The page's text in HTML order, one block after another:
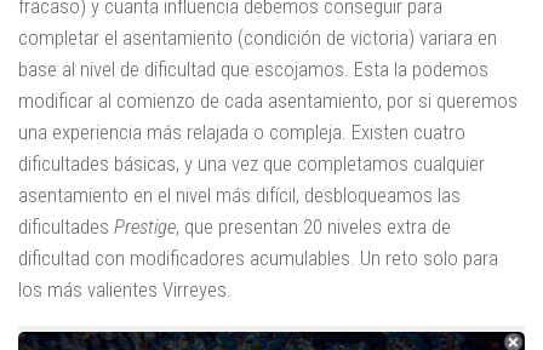
fracaso) y cuanta influencia debemos conseguir para
completar el asentamiento (condición de victoria) variara en
base al nivel de dificultad que escojamos. Esta la podemos
modificar al comienzo de cada asentamiento, por si queremos
una experiencia más relajada o compleja. Existen cuatro
dificultades básicas, y una vez que completamos cualquier
asentamiento en el nivel más difícil, desbloqueamos las
dificultades Prestige, que presentan 20 niveles extra de
dificultad con modificadores acumulables. Un reto solo para
los más valientes Virreyes.